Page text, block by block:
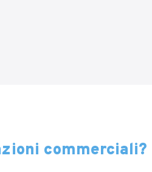
commerciali?